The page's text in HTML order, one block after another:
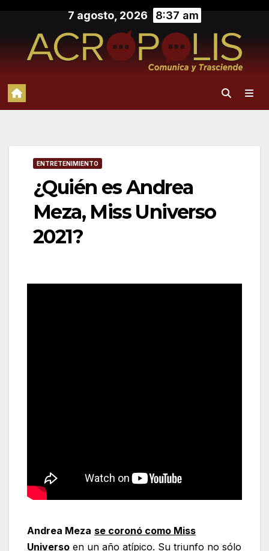
contenido
7 agosto, 2026 8:37 am
ENTRETENIMIENTO
¿Quién es Andrea
Meza, Miss Universo
2021?
Andrea Meza se coronó como Miss
Universo en un año atípico. Su triunfo no sólo